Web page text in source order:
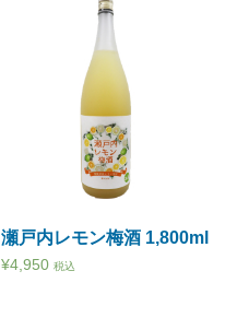
瀬戸内レモン梅酒 1,800ml
¥4,950 税込